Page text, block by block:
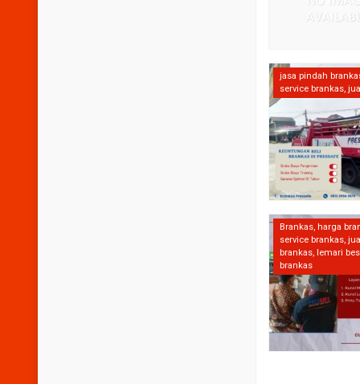
jasa pindah
service brankas,
Brankas, harga
service brankas,
brankas, lemari
brankas